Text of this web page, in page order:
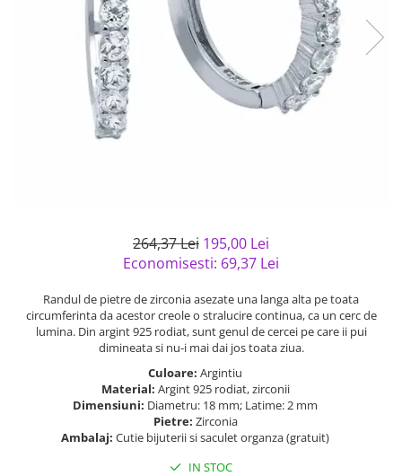
semipretioase
Bijuterii argint placat cu aur
Bijuterii argint cu diverse
Bijuterii argint cu murano
Bijuterii de Lux
Bijuterii gotice si rock
Bijuterii Handmade
Bijuterii fantezie
Casete si cutii de bijuterii
Solutii si lavete de curatare
264,37 Lei 195,00 Lei
Economisesti: 69,37 Lei
Randul de pietre de zirconia asezate una langa alta pe toata
circumferinta da acestor creole o stralucire continua, ca un cerc de
lumina. Din argint 925 rodiat, sunt genul de cercei pe care ii pui
dimineata si nu-i mai dai jos toata ziua.
Culoare: Argintiu
Material: Argint 925 rodiat, zirconii
Dimensiuni: Diametru: 18 mm; Latime: 2 mm
Pietre: Zirconia
Ambalaj: Cutie bijuterii si saculet organza (gratuit)
IN STOC